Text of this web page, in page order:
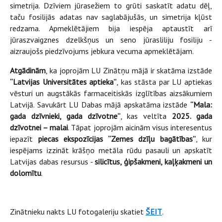
simetrija. Dzīviem jūrasežiem to grūti saskatīt adatu dēļ,
taču fosilijās adatas nav saglabājušās, un simetrija kļūst
redzama. Apmeklētājiem bija iespēja aptaustīt arī
jūraszvaigznes dzelkšņus un seno jūrasliliju fosiliju -
aizraujošs piedzīvojums jebkura vecuma apmeklētājam.
Atgādinām, ka joprojām LU Zinātņu mājā ir skatāma izstāde
“Latvijas Universitātes aptieka”, kas stāsta par LU aptiekas
vēsturi un augstākās farmaceitiskās izglītības aizsākumiem
Latvijā. Savukārt LU Dabas mājā apskatāma izstāde “Mala:
gada dzīvnieki, gada dzīvotne”, kas veltīta 2025. gada
dzīvotnei – malai. Tāpat joprojām aicinām visus interesentus
iepazīt piecas ekspozīcijas “Zemes dzīļu bagātības”, kur
iespējams izzināt krāšņo metāla rūdu pasauli un apskatīt
Latvijas dabas resursus -silicītus, ģipšakmeni, kaļķakmeni un
dolomītu.
Zinātnieku nakts LU fotogaleriju skatiet ŠEIT.